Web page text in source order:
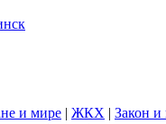
и мире | ЖКХ | Закон и